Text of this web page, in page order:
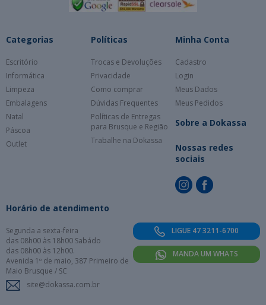
Categorias
Escritório
Informática
Limpeza
Embalagens
Natal
Páscoa
Outlet
Políticas
Trocas e Devoluções
Privacidade
Como comprar
Dúvidas Frequentes
Políticas de Entregas
para Brusque e Região
Trabalhe na Dokassa
Minha Conta
Cadastro
Login
Meus Dados
Meus Pedidos
Sobre a Dokassa
Nossas redes
sociais
Horário de atendimento
Segunda a sexta-feira
das 08h00 às 18h00 Sabádo
das 08h00 às 12h00.
Avenida 1º de maio, 387 Primeiro de
Maio Brusque / SC
site@dokassa.com.br
LIGUE 47 3211-6700
MANDA UM WHATS